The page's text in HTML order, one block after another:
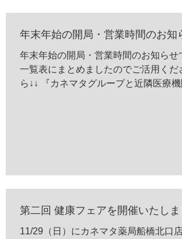
年末年始の開局・営業時間のお知
年末年始の開局・営業時間のお知らせです。 カネマタグループと近隣医療機関の年末
一覧表にまとめましたのでご活用く
ら↓↓ 『カネマタグループと近隣医療
第二回 健康フェアを開催いたしま
11/29（日）にカネマタ薬局船橋北口